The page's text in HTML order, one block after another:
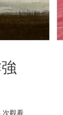
次觀看